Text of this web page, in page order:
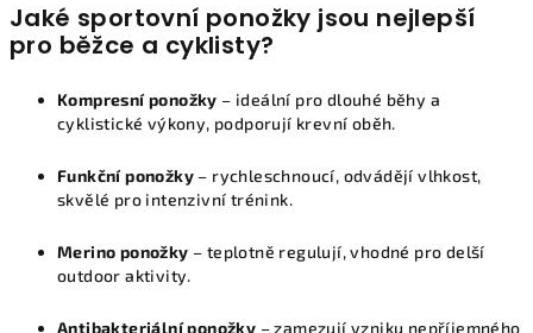
Jaké sportovní ponožky jsou nejlepší
pro běžce a cyklisty?
Kompresní ponožky – ideální pro dlouhé běhy a
cyklistické výkony, podporují krevní oběh.
Funkční ponožky – rychleschnoucí, odvádějí vlhkost,
skvělé pro intenzivní trénink.
Merino ponožky – teplotně regulují, vhodné pro delší
outdoor aktivity.
Antibakteriální ponožky – zamezují vzniku nepříjemného